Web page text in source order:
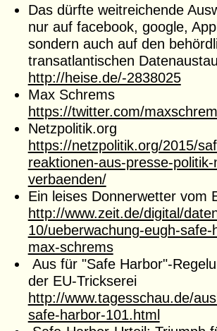
Das dürfte weitreichende
nur auf facebook, google,
sondern auch auf den
transatlantischen
http://heise.de/-2838025
Max Schrems
https://twitter.com/
Netzpolitik.org
https://netzpolitik.org/2015/
reaktionen-aus-presse-
verbaenden/
Ein leises Donnerwetter vom
http://www.zeit.de/digital/
10/ueberwachung-eugh-safe-
max-schrems
Aus für "Safe Harbor"-
der EU-Trickserei
http://www.tagesschau.de/
safe-harbor-101.html